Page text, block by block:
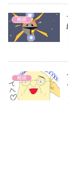
離婚
離婚